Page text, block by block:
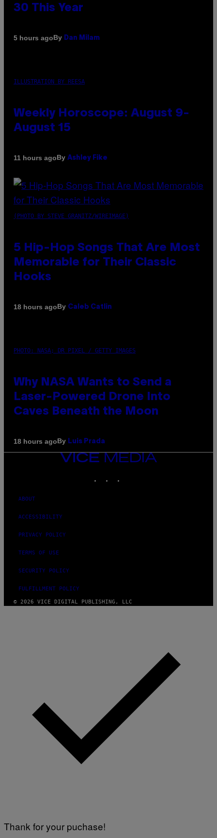
30 This Year
5 hours agoBy Dan Milam
ILLUSTRATION BY REESA
Weekly Horoscope: August 9-
August 15
11 hours agoBy Ashley Fike
(PHOTO BY STEVE GRANITZ/WIREIMAGE)
5 Hip-Hop Songs That Are Most
Memorable for Their Classic
Hooks
18 hours agoBy Caleb Catlin
PHOTO: NASA; DR PIXEL / GETTY IMAGES
Why NASA Wants to Send a
Laser-Powered Drone Into
Caves Beneath the Moon
18 hours agoBy Luis Prada
VICE
ABOUT
ACCESSIBILITY
PRIVACY POLICY
TERMS OF USE
SECURITY POLICY
FULFILLMENT POLICY
© 2026 VICE DIGITAL PUBLISHING, LLC
Thank for your puchase!